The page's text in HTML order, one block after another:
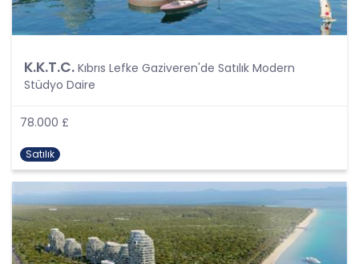
Kişinin kimlik bilgilerine ek olarak, vatandaşlık
numarası, vergi numarası, pasaport numarası,
numarası, taşıt plakası, ev adresi, iş adresi, e-
posta adresi, telefon numarası, faks numarası,
grubu, kriminal geçmişi ve adli sicil bilgileri gibi
tüm bilgiler kişisel veri niteliği taşımaktadır ve
kişisel verilerin korunması kapsamına girmektedir.
Bu tanım uyarınca, CB Gayrimenkul Franchising
Pazarlama ve Danışmanlık Hizmetleri A.Ş. iş
ortakları, çalışanları ve müşterileri başta olmak
üzere üçüncü kişiler de dahil, topladıkları tüm
K.K.T.C. Kıbrıs Lefke Gaziveren'de Satılık Modern
Stüdyo Daire
78.000 £
Satılık